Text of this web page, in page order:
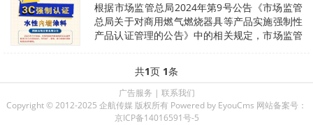
根据市场监管总局2024年第9号公告《市场监管
总局关于对商用燃气燃烧器具等产品实施强制性
产品认证管理的公告》中的相关规定，市场监管
共1页 1条
广告服务 | 联系我们
Copyright © 2012-2025 企航传媒 版权所有 Powered by EyouCms 网站备案号：
京ICP备14016591号-5